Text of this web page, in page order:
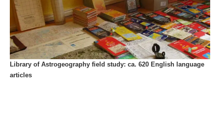
Library of Astrogeography field study: ca. 620 English language
articles